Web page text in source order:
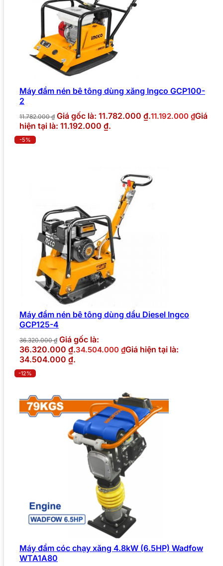
Máy đầm nén bê tông dùng xăng Ingco GCP100-
2
11.782.000₫ Giá gốc là: 11.782.000 ₫.11.192.000 ₫Giá
hiện tại là: 11.192.000 ₫.
-5%
Máy đầm nén bê tông dùng dầu Diesel Ingco
GCP125-4
36.320.000₫ Giá gốc là:
36.320.000 ₫.34.504.000 ₫Giá hiện tại là:
34.504.000 ₫.
-12%
Máy đầm cóc chạy xăng 4.8kW (6.5HP) Wadfow
WTA1A80